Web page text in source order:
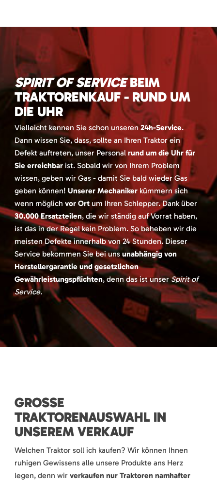
SPIRIT OF SERVICEBEIM
TRAKTORENKAUF - RUND UM
DIE UHR
Vielleicht kennen Sie schon unseren24h-Service.
Dann wissen Sie, dass, sollte an Ihren Traktor ein
Defekt auftreten, unser Personal rund um die Uhr für
Sie erreichbar ist. Sobald wir von Ihrem Problem
wissen, geben wir Gas - damit Sie bald wieder Gas
geben können! Unserer Mechaniker kümmern sich
wenn möglich vor Ort um Ihren Schlepper. Dank über
30.000 Ersatzteilen, die wir ständig auf Vorrat haben,
ist das in der Regel kein Problem. So beheben wir die
meisten Defekte innerhalb von 24 Stunden. Dieser
Service bekommen Sie bei uns unabhängig von
Herstellergarantie und gesetzlichen
Gewährleistungspflichten, denn das ist unserSpirit of
Service.
GROSSE T
RAKTORENAUSWAHL IN U
NSEREM VERKAUF
Welchen Traktor soll ich kaufen? Wir können Ihnen
ruhigen Gewissens alle unsere Produkte ans Herz
legen, denn wir verkaufen nur Traktoren namhafter